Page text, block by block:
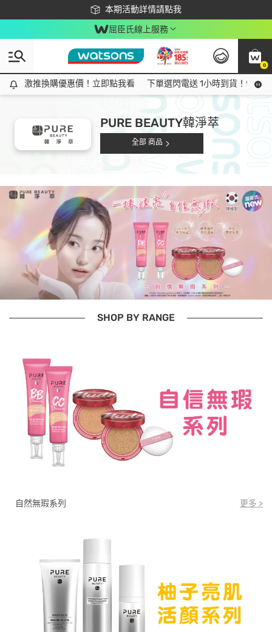
本期活動詳情請點我
下載app最高回饋$350
屈臣氏線上服務
0
激推換購優惠價！立即點我看
激推換購優惠價！立即點我看 下單選閃電送 1小時到貨！領神
PURE BEAUTY韓淨萃
全部 商品
SHOP BY RANGE
自然無瑕系列 更多 >